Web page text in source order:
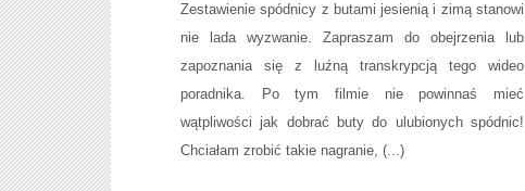
Zestawienie spódnicy z butami jesienią i zimą stanowi
nie lada wyzwanie. Zapraszam do obejrzenia lub
zapoznania się z luźną transkrypcją tego wideo
poradnika. Po tym filmie nie powinnaś mieć
wątpliwości jak dobrać buty do ulubionych spódnic!
Chciałam zrobić takie nagranie, (...)